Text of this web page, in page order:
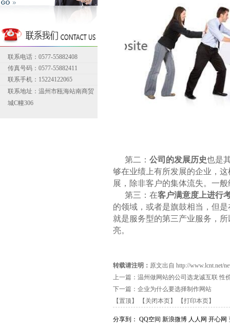
联系电话：0577-55882408
传真号码：0577-55882411
联系手机：15224122065
联系地址：温州市瓯海站南商贸
城C幢306
第二： 公司的发展历史也是
够在业绩上有所发展的企业，
展，除非客户的集体流失。一
第三：在客户满意度上进行
的领域，或者是旗鼓相当，但
就是服务型的第三产业服务，
亮。
转载请注明： 原文出自 http://www.lcnt.net/
上一篇： 温州做网站的公司选龙诚互联 性
下一篇： 企业为什么要选择制作网站
【置顶】
【关闭本页】 【打印本页】
分享到： QQ空间 新浪微博 人人网 开心网